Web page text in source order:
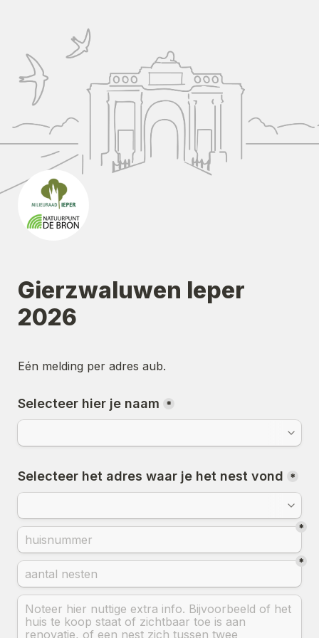
Gierzwaluwen Ieper
2026
Eén melding per adres aub.
Selecteer hier je naam *
Selecteer het adres waar je het nest vond *
*
*